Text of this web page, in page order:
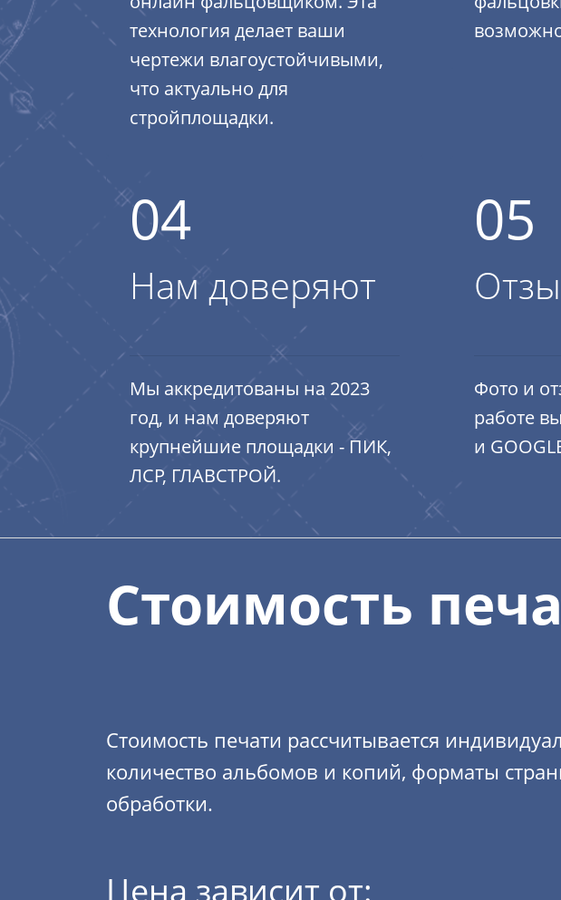
технология делает ваши
чертежи влагоустойчивыми,
что актуально для
стройплощадки.
04
Нам доверяют
Мы аккредитованы на 2023
год, и нам доверяют
крупнейшие площадки - ПИК,
ЛСР, ГЛАВСТРОЙ.
05
Фото и
работе
и
Стоимость
Стоимость печати рассчитывается
количество альбомов и копий, форматы
обработки.
Цена зависит от: